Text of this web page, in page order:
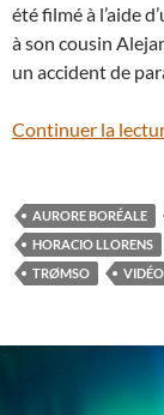
été filmé à l’aide
à son cousin
un accident de
Continuer la
AURORE BORÉALE
HORACIO LLORENS
TRØMSO
VIDÉO